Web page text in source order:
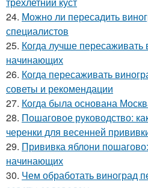
24. Можно ли пересадить
специалистов
25. Когда лучше пересаживать
начинающих
26. Когда пересаживать
советы и рекомендации
27. Когда была основана
28. Пошаговое руководство:
черенки для весенней
29. Прививка яблони
начинающих
30. Чем обработать виноград